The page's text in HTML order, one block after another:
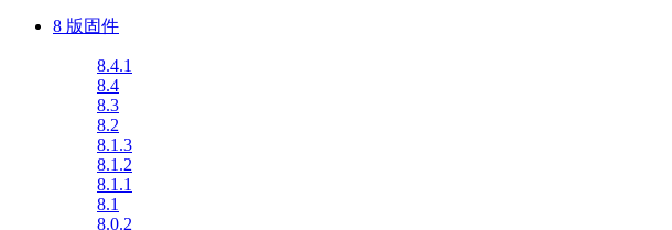
8 版固件
8.4.1
8.4
8.3
8.2
8.1.3
8.1.2
8.1.1
8.1
8.0.2